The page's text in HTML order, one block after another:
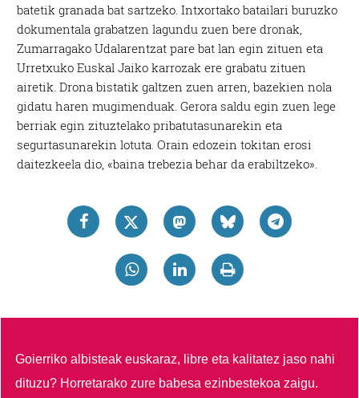
batetik granada bat sartzeko. Intxortako batailari buruzko
dokumentala grabatzen lagundu zuen bere dronak,
Zumarragako Udalarentzat pare bat lan egin zituen eta
Urretxuko Euskal Jaiko karrozak ere grabatu zituen
airetik. Drona bistatik galtzen zuen arren, bazekien nola
gidatu haren mugimenduak. Gerora saldu egin zuen lege
berriak egin zituztelako pribatutasunarekin eta
segurtasunarekin lotuta. Orain edozein tokitan erosi
daitezkeela dio, «baina trebezia behar da erabiltzeko».
Goierriko albisteak euskaraz, libre eta kalitatez jaso nahi
dituzu? Horretarako zure babesa ezinbestekoa zaigu.